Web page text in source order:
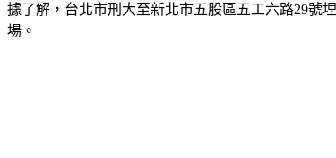
據了解，台北市刑大至新北市五股區五工六路29號
場。